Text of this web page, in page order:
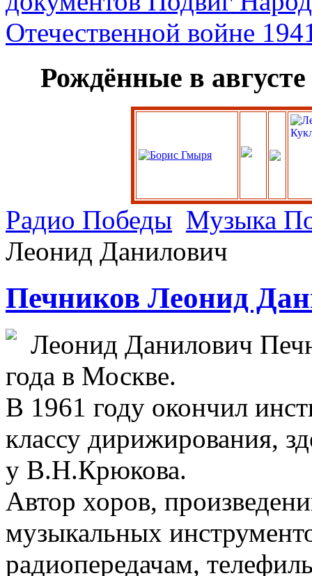
Рождённые в августе
Радио Победы Музыка
Леонид Данилович
Печников Леонид
Леонид Данилович
года в Москве.
В 1961 году окончил
классу дирижирования,
у В.Н.Крюкова.
Автор хоров,
музыкальных
радиопередачам,